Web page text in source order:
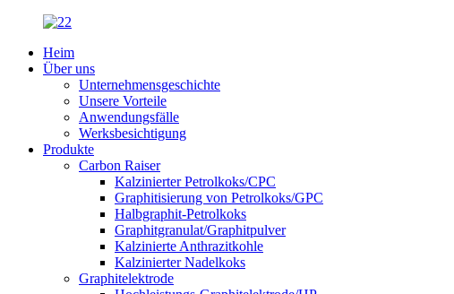
Heim
Über uns
Unternehmensgeschichte
Unsere Vorteile
Anwendungsfälle
Werksbesichtigung
Produkte
Carbon Raiser
Kalzinierter Petrolkoks/CPC
Graphitisierung von Petrolkoks/GPC
Halbgraphit-Petrolkoks
Graphitgranulat/Graphitpulver
Kalzinierte Anthrazitkohle
Kalzinierter Nadelkoks
Graphitelektrode